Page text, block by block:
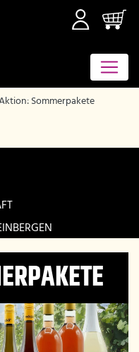
Sommerpakete